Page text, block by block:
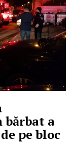
bărbat a
pe bloc